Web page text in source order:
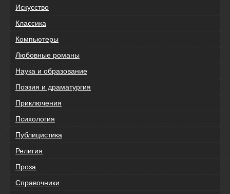
Искусство
Классика
Компьютеры
Любовные романы
Наука и образование
Поэзия и драматургия
Приключения
Психология
Публицистика
Религия
Проза
Справочники